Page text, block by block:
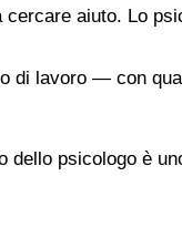
aiuto. Lo
di lavoro — con
psicologo è